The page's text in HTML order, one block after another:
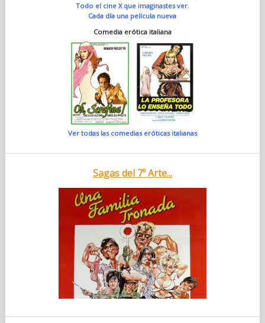
Todo el cine X que imaginastes ver.
Cada día una película nueva
Comedia erótica italiana
Ver todas las comedias eróticas italianas
Sagas del 7º Arte...